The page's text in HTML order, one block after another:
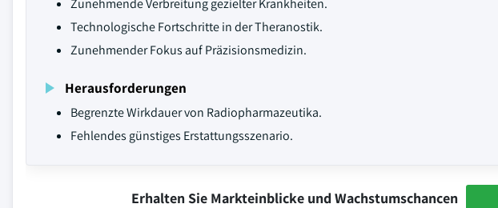
Zunehmende Verbreitung gezielter Krankheiten.
Technologische Fortschritte in der Theranostik.
Zunehmender Fokus auf Präzisionsmedizin.
Herausforderungen
Begrenzte Wirkdauer von Radiopharmazeutika.
Fehlendes günstiges Erstattungsszenario.
Erhalten Sie Markteinblicke und Wachstumschancen